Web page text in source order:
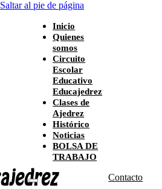
Saltar al pie de página
Inicio
Quienes
somos
Circuito
Escolar
Educativo
Educajedrez
Clases de
Ajedrez
Histórico
Noticias
BOLSA DE
TRABAJO
Contacto